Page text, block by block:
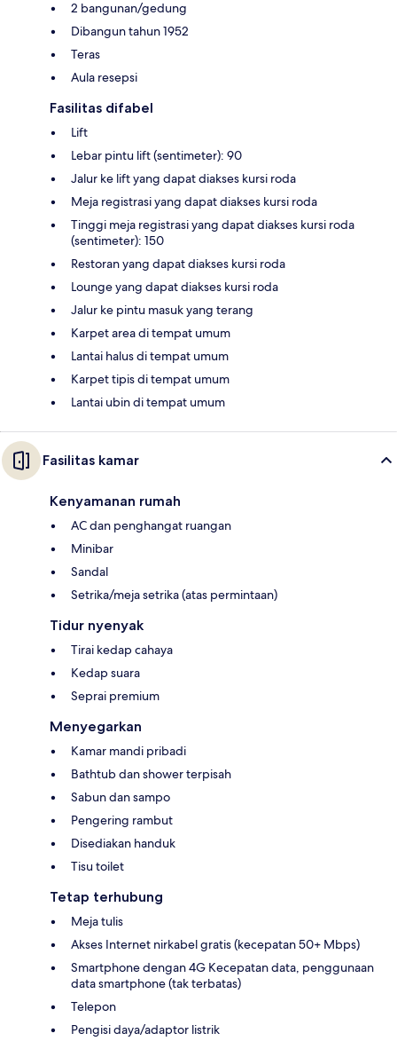
2 bangunan/gedung
Dibangun tahun 1952
Teras
Aula resepsi
Fasilitas difabel
Lift
Lebar pintu lift (sentimeter): 90
Jalur ke lift yang dapat diakses kursi roda
Meja registrasi yang dapat diakses kursi roda
Tinggi meja registrasi yang dapat diakses kursi roda
(sentimeter): 150
Restoran yang dapat diakses kursi roda
Lounge yang dapat diakses kursi roda
Jalur ke pintu masuk yang terang
Karpet area di tempat umum
Lantai halus di tempat umum
Karpet tipis di tempat umum
Lantai ubin di tempat umum
Fasilitas kamar
Kenyamanan rumah
AC dan penghangat ruangan
Minibar
Sandal
Setrika/meja setrika (atas permintaan)
Tidur nyenyak
Tirai kedap cahaya
Kedap suara
Seprai premium
Menyegarkan
Kamar mandi pribadi
Bathtub dan shower terpisah
Sabun dan sampo
Pengering rambut
Disediakan handuk
Tisu toilet
Tetap terhubung
Meja tulis
Akses Internet nirkabel gratis (kecepatan 50+ Mbps)
Smartphone dengan 4G Kecepatan data, penggunaan
data smartphone (tak terbatas)
Telepon
Pengisi daya/adaptor listrik